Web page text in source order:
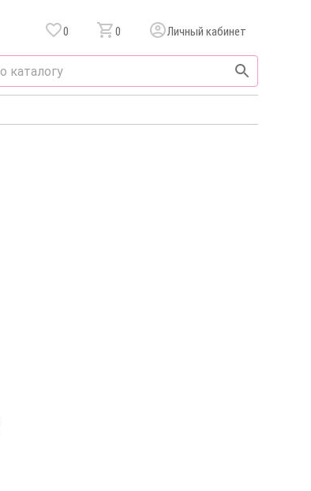
0 0 Личный кабинет